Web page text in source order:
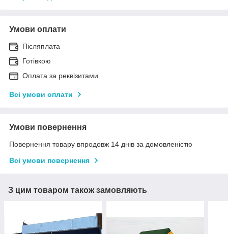
Умови оплати
Післяплата
Готівкою
Оплата за реквізитами
Всі умови оплати
Умови повернення
Повернення товару впродовж 14 днів за домовленістю
Всі умови повернення
З цим товаром також замовляють